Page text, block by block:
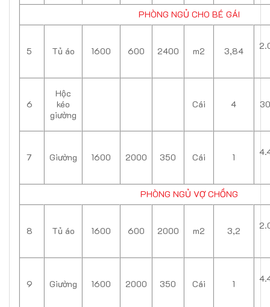
PHÒNG NGỦ CHO BÉ GÁI
5 Tủ áo 1600 600 2400 m2 3,84
6
Hộc
kéo
giường
Cái 4
7 Giường 1600 2000 350 Cái 1
PHÒNG NGỦ VỢ CHỒNG
8 Tủ áo 1600 600 2000 m2 3,2
9 Giường 1600 2000 350 Cái 1